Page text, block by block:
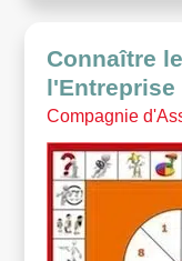
Connaître
l'Entreprise
Compagnie